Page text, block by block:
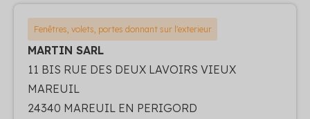
Fenêtres, volets, portes donnant sur l'exterieur
MARTIN SARL
11 BIS RUE DES DEUX LAVOIRS VIEUX
MAREUIL
24340 MAREUIL EN PERIGORD